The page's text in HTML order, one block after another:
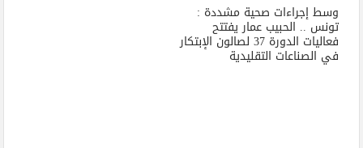
وسط إجراءات صحية مشددة :
تونس .. الحبيب عمار يفتتح
فعاليات الدورة 37 لصالون الإبتكار
في الصناعات التقليدية